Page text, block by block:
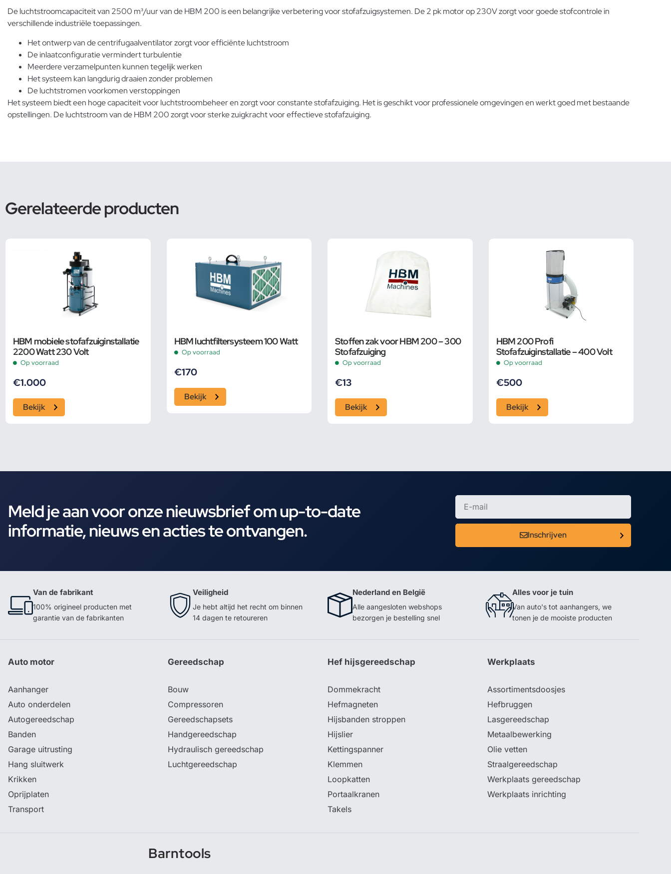
De luchtstroomcapaciteit van 2500 m³/uur van de HBM 200 is een belangrijke verbetering voor stofafzuigsystemen. De 2 pk motor op 230V zorgt voor goede stofcontrole in
verschillende industriële toepassingen.
Het ontwerp van de centrifugaalventilator zorgt voor efficiënte luchtstroom
De inlaatconfiguratie vermindert turbulentie
Meerdere verzamelpunten kunnen tegelijk werken
Het systeem kan langdurig draaien zonder problemen
De luchtstromen voorkomen verstoppingen
Het systeem biedt een hoge capaciteit voor luchtstroombeheer en zorgt voor constante stofafzuiging. Het is geschikt voor professionele omgevingen en werkt goed met bestaande
opstellingen. De luchtstroom van de HBM 200 zorgt voor sterke zuigkracht voor effectieve stofafzuiging.
Gerelateerde producten
HBM mobiele stofafzuiginstallatie
2200 Watt 230 Volt
Op voorraad
€1.000
Bekijk
HBM luchtfiltersysteem 100 Watt
Op voorraad
€170
Bekijk
Stoffen zak voor HBM 200 – 300
Stofafzuiging
Op voorraad
€13
Bekijk
HBM 200 Profi
Stofafzuiginstallatie – 400 Volt
Op voorraad
€500
Bekijk
Meld je aan voor onze nieuwsbrief om up-to-date
informatie, nieuws en acties te ontvangen.
Inschrijven
Van de fabrikant
100% origineel producten met
garantie van de fabrikanten
Veiligheid
Je hebt altijd het recht om binnen
14 dagen te retoureren
Nederland en België
Alle aangesloten webshops
bezorgen je bestelling snel
Alles voor je tuin
Van auto's tot aanhangers, we
tonen je de mooiste producten
Auto motor
Aanhanger
Auto onderdelen
Autogereedschap
Banden
Garage uitrusting
Hang sluitwerk
Krikken
Oprijplaten
Transport
Gereedschap
Bouw
Compressoren
Gereedschapsets
Handgereedschap
Hydraulisch gereedschap
Luchtgereedschap
Hef hijsgereedschap
Dommekracht
Hefmagneten
Hijsbanden stroppen
Hijslier
Kettingspanner
Klemmen
Loopkatten
Portaalkranen
Takels
Werkplaats
Assortimentsdoosjes
Hefbruggen
Lasgereedschap
Metaalbewerking
Olie vetten
Straalgereedschap
Werkplaats gereedschap
Werkplaats inrichting
Barntools